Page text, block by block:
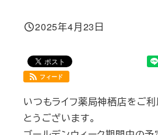
投稿日
2025年4月23日
フィード
いつもライフ薬局神栖店をご
とうございます。